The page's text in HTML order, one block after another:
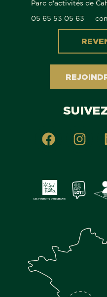
Parc d'activités de
05 65 53 05 63